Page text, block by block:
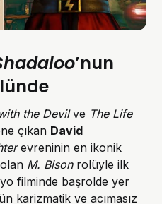
’nun
the Devilve The Life
çıkan David
evreninin en ikonik
M. Bison rolüyle ilk
filminde başrolde yer
karizmatik ve acımasız